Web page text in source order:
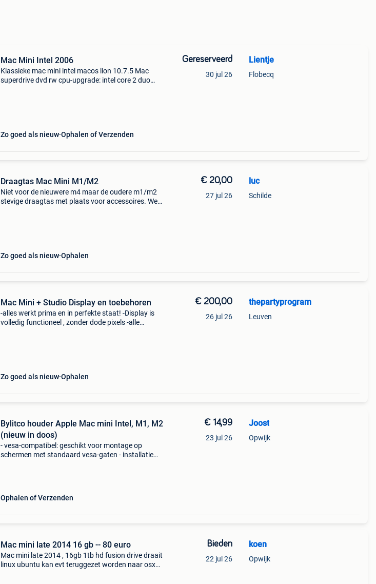
Mac Mini Intel 2006
Klassieke mac mini intel macos lion 10.7.5 Mac
superdrive dvd rw cpu-upgrade: intel core 2 duo
Zo goed als nieuw Ophalen of Verzenden
Gereserveerd
30 jul 26
Lientje
Flobecq
Draagtas Mac Mini M1/M2
Niet voor de nieuwere m4 maar de oudere m1/m2
stevige draagtas met plaats voor accessoires. Weg
Zo goed als nieuw Ophalen
€ 20,00
27 jul 26
luc
Schilde
Mac Mini + Studio Display en toebehoren
-alles werkt prima en in perfekte staat! -Display is
volledig functioneel , zonder dode pixels -alle
Zo goed als nieuw Ophalen
€ 200,00
26 jul 26
thepartyprogram
Leuven
Bylitco houder Apple Mac mini Intel, M1, M2
(nieuw in doos)
- vesa-compatibel: geschikt voor montage op
schermen met standaard vesa-gaten - installatie
Ophalen of Verzenden
€ 14,99
23 jul 26
Joost
Opwijk
Mac mini late 2014 16 gb -- 80 euro
Mac mini late 2014 , 16gb 1tb hd fusion drive draait
linux ubuntu kan evt teruggezet worden naar osx
Bieden
22 jul 26
koen
Opwijk